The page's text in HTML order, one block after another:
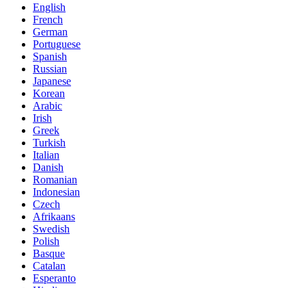
English
French
German
Portuguese
Spanish
Russian
Japanese
Korean
Arabic
Irish
Greek
Turkish
Italian
Danish
Romanian
Indonesian
Czech
Afrikaans
Swedish
Polish
Basque
Catalan
Esperanto